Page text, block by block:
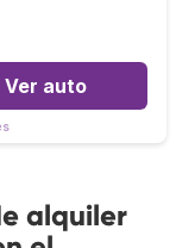
Ver auto
alquiler